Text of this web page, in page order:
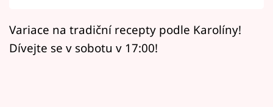
Mámy sobě
Variace na tradiční recepty podle Karolíny!
Dívejte se v sobotu v 17:00!